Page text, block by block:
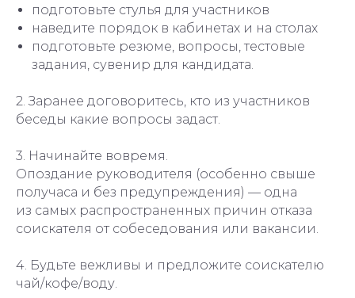
подготовьте стулья для участников
наведите порядок в кабинетах и на столах
подготовьте резюме, вопросы, тестовые
задания, сувенир для кандидата.
2. Заранее договоритесь, кто из участников
беседы какие вопросы задаст.
3. Начинайте вовремя.
Опоздание руководителя (особенно свыше
получаса и без предупреждения) — одна
из самых распространенных причин отказа
соискателя от собеседования или вакансии.
4. Будьте вежливы и предложите соискателю
чай/кофе/воду.